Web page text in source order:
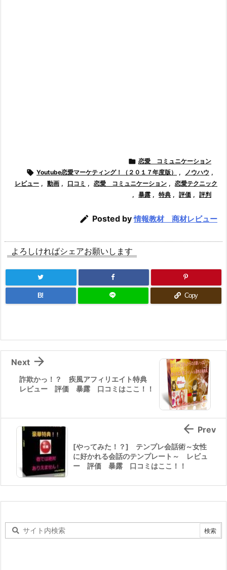
 恋愛 コミュニケーション
 Youtube恋愛マーケティング！（２０１７年度版） , ノウハウ ,
レビュー , 動画 , 口コミ , 恋愛 コミュニケーション , 恋愛テクニック
, 暴露 , 特典 , 評価 , 評判
 Posted by情報教材 商材レビュー
よろしければシェアお願いします
B! Copy
詐欺かっ！？ 疾風アフィリエイト特典
レビュー 評価 暴露 口コミはここ！！

Next
[やってみた！？] テンプレ会話術～女性
に好かれる会話のテンプレート～ レビュ
ー 評価 暴露 口コミはここ！！
 Prev